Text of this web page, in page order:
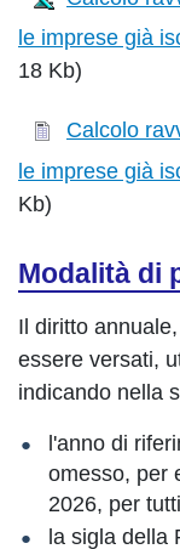
le imprese già
18 Kb)
Calcolo
le imprese già
Kb)
Modalità di
Il diritto
essere versati,
indicando nella
l'anno di
omesso, per
2026, per
la sigla della